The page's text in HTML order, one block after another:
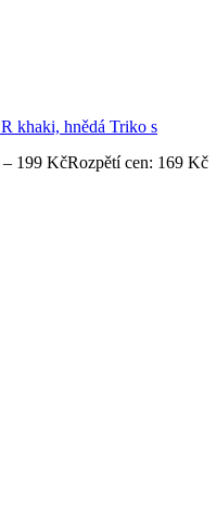
Triko s
– 199 KčRozpětí cen: 169 Kč